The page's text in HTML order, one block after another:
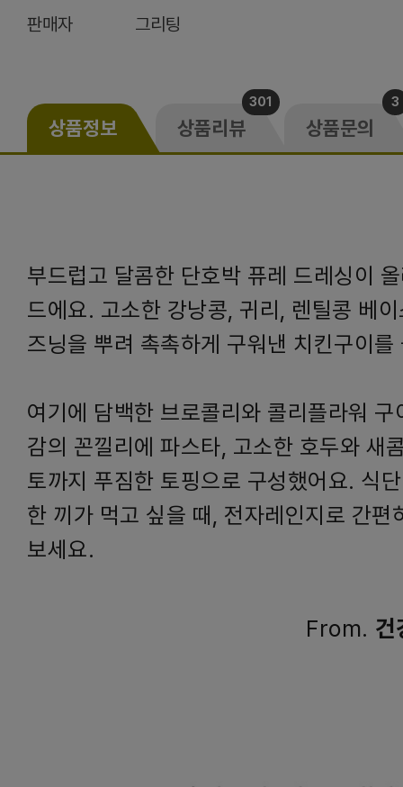
판매자 그리팅
상품정보 상품리뷰
301
상품문의
3
부드럽고 달콤한 단호박 퓨레 드레싱이
드에요. 고소한 강낭콩, 귀리, 렌틸콩 베
즈닝을 뿌려 촉촉하게 구워낸 치킨구이를
여기에 담백한 브로콜리와 콜리플라워
감의 꼰낄리에 파스타, 고소한 호두와 새
토까지 푸짐한 토핑으로 구성했어요. 식
한 끼가 먹고 싶을 때, 전자레인지로 간편
보세요.
From. 건